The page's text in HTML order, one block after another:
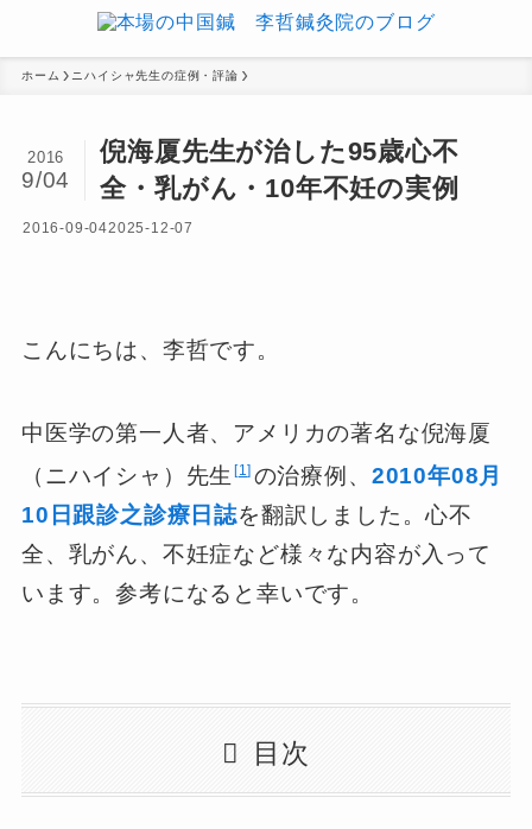
ホーム ニハイシャ先生の症例・評論
倪海厦先生が治した95歳心不
全・乳がん・10年不妊の実例
2016
9/04
2016-09-042025-12-07
こんにちは、李哲です。
中医学の第一人者、アメリカの著名な倪海厦
（ニハイシャ）先生 1 の治療例、 2010年08月
10日跟診之診療日誌を翻訳しました。心不
全、乳がん、不妊症など様々な内容が入って
います。参考になると幸いです。
目次